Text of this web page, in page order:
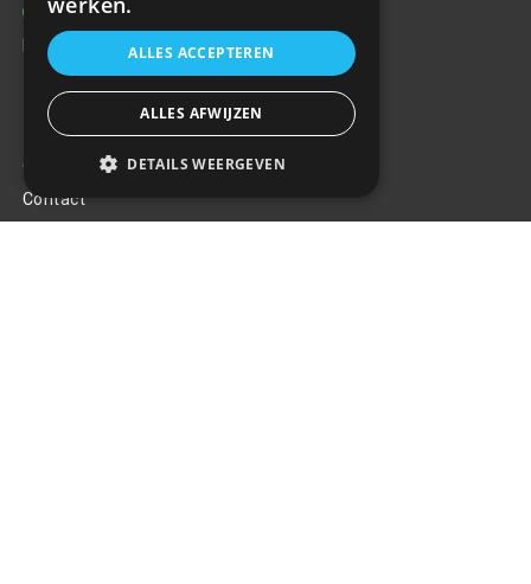
+31(0)85 486 83 17
info@rrparts.nl
Klantenservice
Over ons
Contact
ALLES ACCEPTEREN
ALLES AFWIJZEN
DETAILS WEERGEVEN